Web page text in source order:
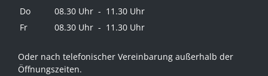
Do
08.30 Uhr - 11.30 Uhr
Fr
08.30 Uhr - 11.30 Uhr
Oder nach telefonischer Vereinbarung außerhalb der
Öffnungszeiten.